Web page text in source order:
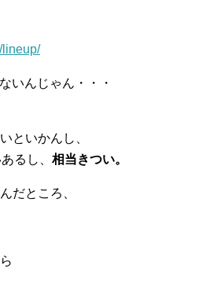
lineup/
いんじゃん・・・
といかんし、
るし、 相当きつい。
だところ、